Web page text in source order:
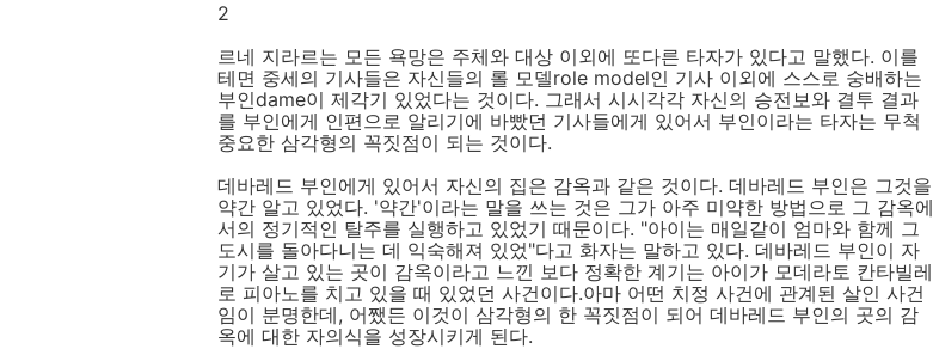
2
르네 지라르는 모든 욕망은 주체와 대상 이외에 또다른 타자가 있다고 말했다. 이를
테면 중세의 기사들은 자신들의 롤 모델role model인 기사 이외에 스스로 숭배하는
부인dame이 제각기 있었다는 것이다. 그래서 시시각각 자신의 승전보와 결투 결과
를 부인에게 인편으로 알리기에 바빴던 기사들에게 있어서 부인이라는 타자는 무척
중요한 삼각형의 꼭짓점이 되는 것이다.
데바레드 부인에게 있어서 자신의 집은 감옥과 같은 것이다. 데바레드 부인은 그것을
약간 알고 있었다. '약간'이라는 말을 쓰는 것은 그가 아주 미약한 방법으로 그 감옥에
서의 정기적인 탈주를 실행하고 있었기 때문이다. "아이는 매일같이 엄마와 함께 그
도시를 돌아다니는 데 익숙해져 있었"다고 화자는 말하고 있다. 데바레드 부인이 자
기가 살고 있는 곳이 감옥이라고 느낀 보다 정확한 계기는 아이가 모데라토 칸타빌레
로 피아노를 치고 있을 때 있었던 사건이다.아마 어떤 치정 사건에 관계된 살인 사건
임이 분명한데, 어쨌든 이것이 삼각형의 한 꼭짓점이 되어 데바레드 부인의 곳의 감
옥에 대한 자의식을 성장시키게 된다.